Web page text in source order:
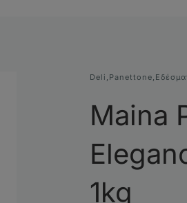
Deli , Panettone,
Maina
1kg